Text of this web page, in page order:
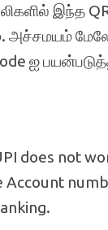
இந்த
அச்சமயம்
ஐ
does not
Account